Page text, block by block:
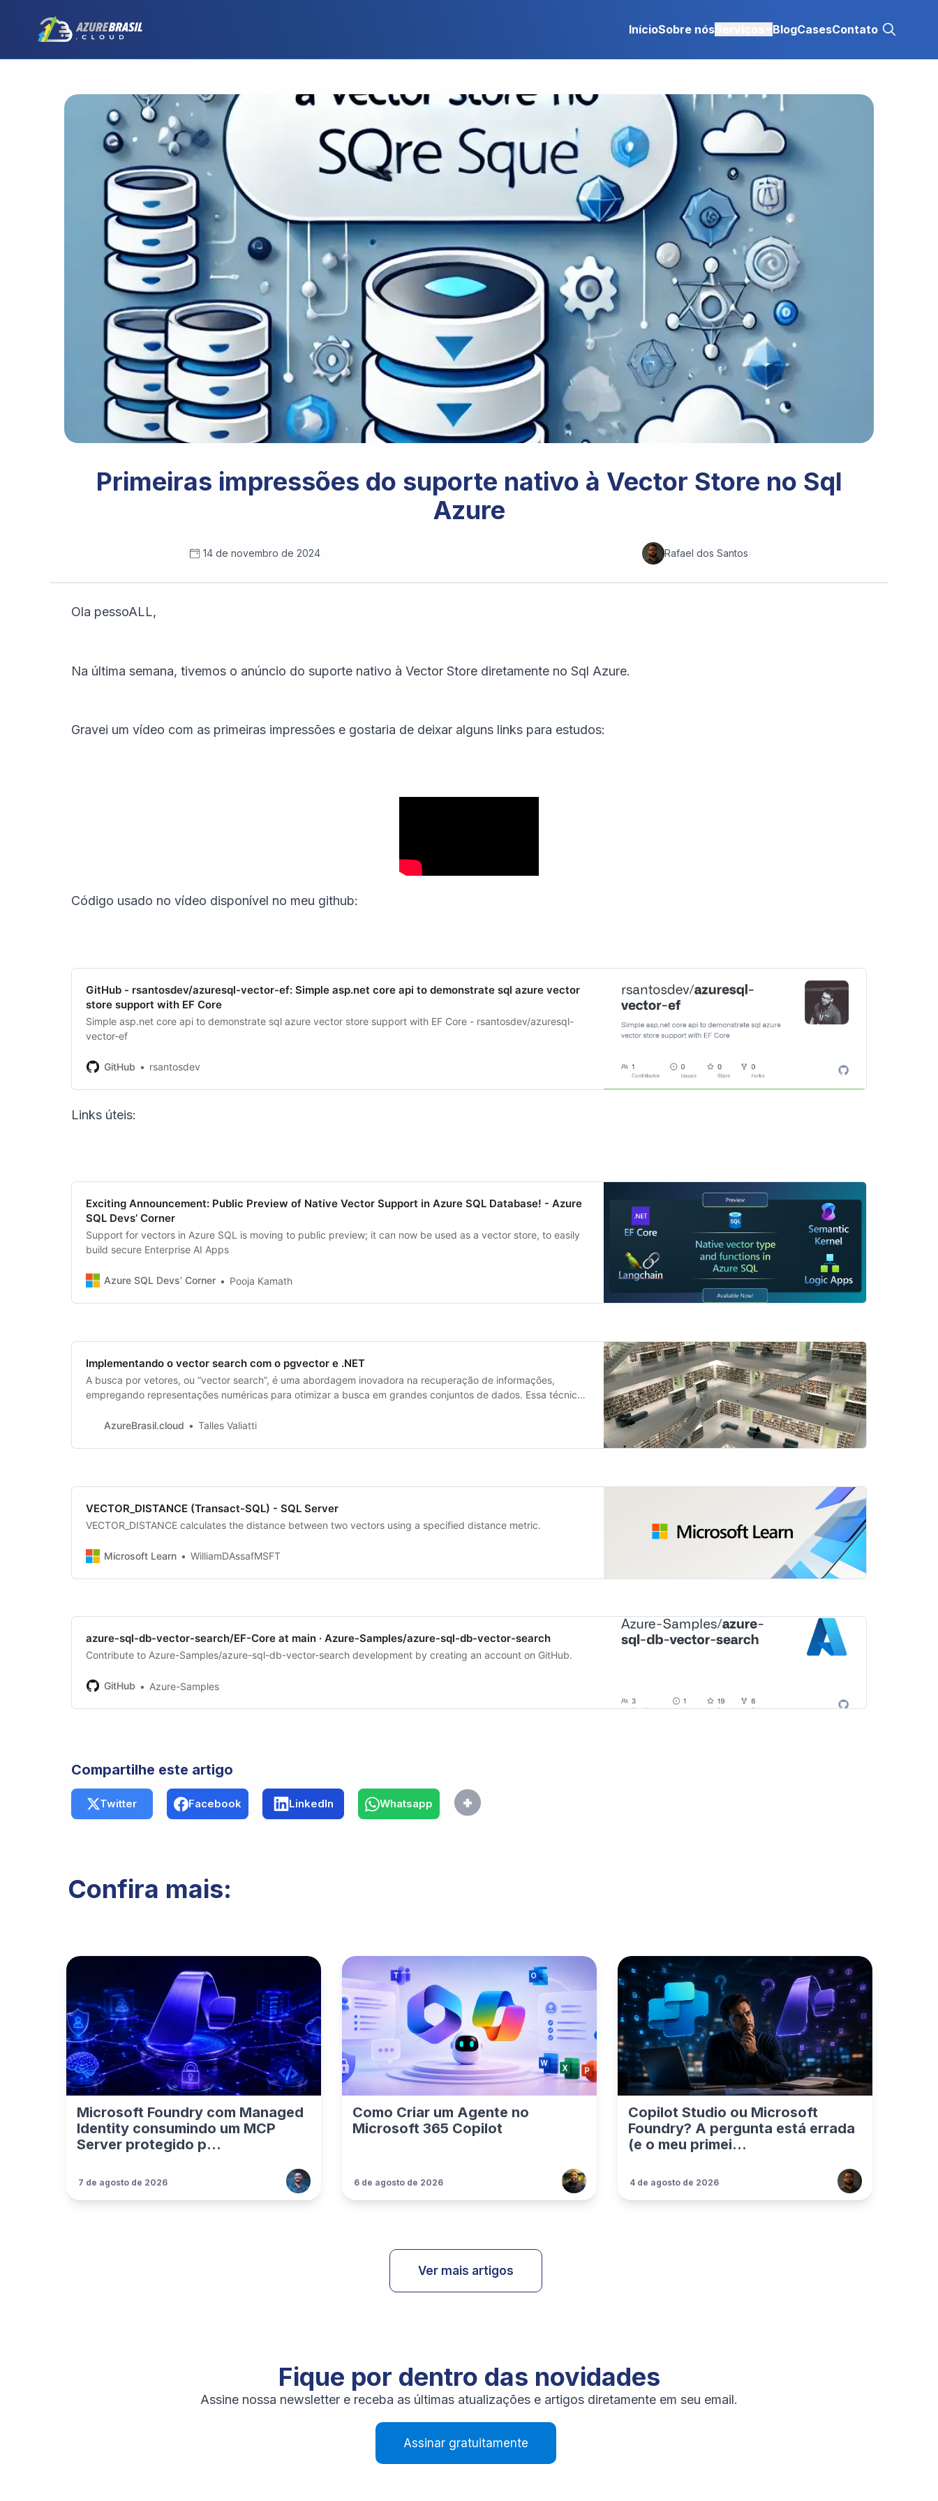
InícioSobre nósServiços BlogCasesContato
Primeiras impressões do suporte nativo à Vector Store no Sql
Azure
14 de novembro de 2024 Rafael dos Santos
Ola pessoALL,
Na última semana, tivemos o anúncio do suporte nativo à Vector Store diretamente no Sql Azure.
Gravei um vídeo com as primeiras impressões e gostaria de deixar alguns links para estudos:
Código usado no vídeo disponível no meu github:
GitHub - rsantosdev/azuresql-vector-ef: Simple asp.net core api to demonstrate sql azure vector
store support with EF Core
Simple asp.net core api to demonstrate sql azure vector store support with EF Core - rsantosdev/azuresql-
vector-ef
GitHub rsantosdev
Links úteis:
Exciting Announcement: Public Preview of Native Vector Support in Azure SQL Database! - Azure
SQL Devs’ Corner
Support for vectors in Azure SQL is moving to public preview; it can now be used as a vector store, to easily
build secure Enterprise AI Apps
Azure SQL Devs’ Corner Pooja Kamath
Implementando o vector search com o pgvector e .NET
A busca por vetores, ou “vector search”, é uma abordagem inovadora na recuperação de informações,
empregando representações numéricas para otimizar a busca em grandes conjuntos de dados. Essa técnica
relações semânticas entre entidades. Ao converter elementos de dados
AzureBrasil.cloud Talles Valiatti
VECTOR_DISTANCE (Transact-SQL) - SQL Server
VECTOR_DISTANCE calculates the distance between two vectors using a specified distance metric.
Microsoft Learn WilliamDAssafMSFT
azure-sql-db-vector-search/EF-Core at main · Azure-Samples/azure-sql-db-vector-search
Contribute to Azure-Samples/azure-sql-db-vector-search development by creating an account on GitHub.
GitHub Azure-Samples
Compartilhe este artigo
Twitter Facebook LinkedIn Whatsapp
Confira mais:
Microsoft Foundry com Managed
Identity consumindo um MCP
Server protegido p...
7 de agosto de 2026
Como Criar um Agente no
Microsoft 365 Copilot
6 de agosto de 2026
Copilot Studio ou Microsoft
Foundry? A pergunta está errada
(e o meu primei...
4 de agosto de 2026
Ver mais artigos
Fique por dentro das novidades
Assine nossa newsletter e receba as últimas atualizações e artigos diretamente em seu email.
Assinar gratuitamente